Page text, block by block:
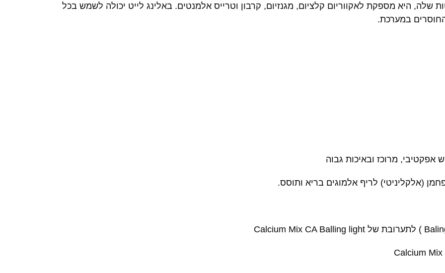
שלה, היא מספקת לאקווריום קלציום, מגנזיום, קרבון וטרייס אלמנטים. באלינג לייט יכולה לשמש בכל
במערכת.
אפקטיבי, מרוכז ובאיכות גבוה
(אלקליניטי) לריף אלמוגים בריא ותוסס.